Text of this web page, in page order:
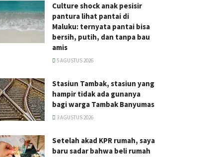
Culture shock anak pesisir
pantura lihat pantai di
Maluku: ternyata pantai bisa
bersih, putih, dan tanpa bau
amis
5 AGUSTUS 2026
Stasiun Tambak, stasiun yang
hampir tidak ada gunanya
bagi warga Tambak Banyumas
3 AGUSTUS 2026
Setelah akad KPR rumah, saya
baru sadar bahwa beli rumah